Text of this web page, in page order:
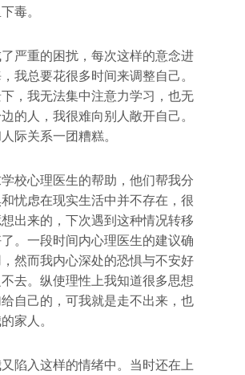
毒。
严重的困扰，每次这样的意念进
我总要花很多时间来调整自己。
，我无法集中注意力学习，也无
的人，我很难向别人敞开自己。
际关系一团糟糕。
校心理医生的帮助，他们帮我分
忧虑在现实生活中并不存在，很
出来的，下次遇到这种情况转移
。一段时间内心理医生的建议确
然而我内心深处的恐惧与不安好
去。纵使理性上我知道很多思想
自己的，可我就是走不出来，也
家人。
陷入这样的情绪中。当时还在上